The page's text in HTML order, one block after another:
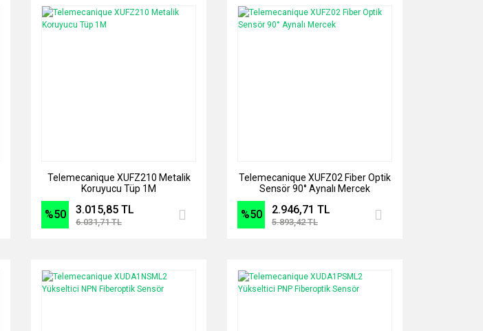
Telemecanique XUFZ210 Metalik
Koruyucu Tüp 1M
%50 3.015,85 TL
6.031,71 TL
Telemecanique XUFZ02 Fiber Optik
Sensör 90° Aynalı Mercek
%50 2.946,71 TL
5.893,42 TL